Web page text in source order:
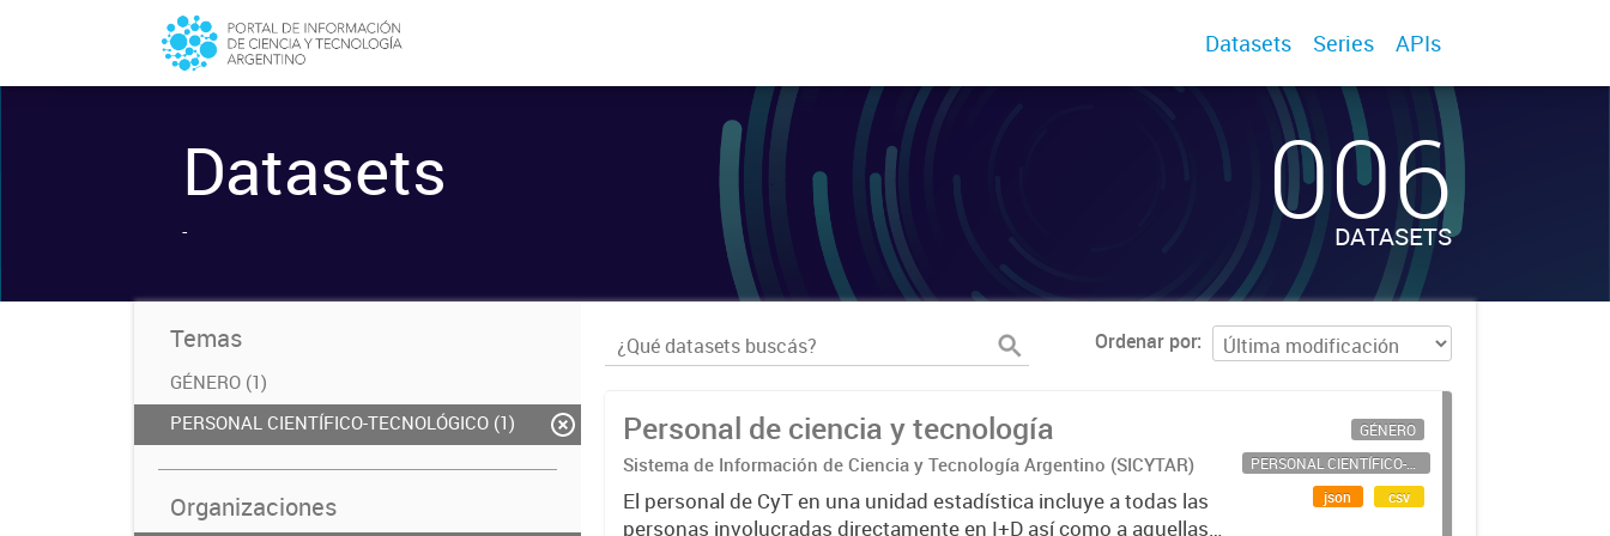
Datasets Series APIs
Datasets
- 006
DATASETS
Temas
GÉNERO (1)
PERSONAL CIENTÍFICO-TECNOLÓGICO (1)
Organizaciones
Ordenar por
Personal de ciencia y tecnología
Sistema de Información de Ciencia y Tecnología Argentino (SICYTAR)
El personal de CyT en una unidad estadística incluye a todas las
personas involucradas directamente en I+D así como a aquellas
GÉNERO
PERSONAL CIENTÍFICO-TECNOLÓGICO
json
csv